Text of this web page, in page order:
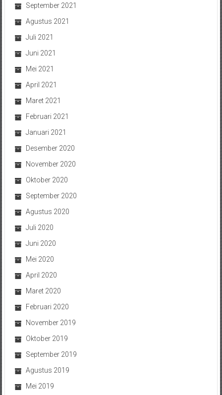
September 2021
Agustus 2021
Juli 2021
Juni 2021
Mei 2021
April 2021
Maret 2021
Februari 2021
Januari 2021
Desember 2020
November 2020
Oktober 2020
September 2020
Agustus 2020
Juli 2020
Juni 2020
Mei 2020
April 2020
Maret 2020
Februari 2020
November 2019
Oktober 2019
September 2019
Agustus 2019
Mei 2019